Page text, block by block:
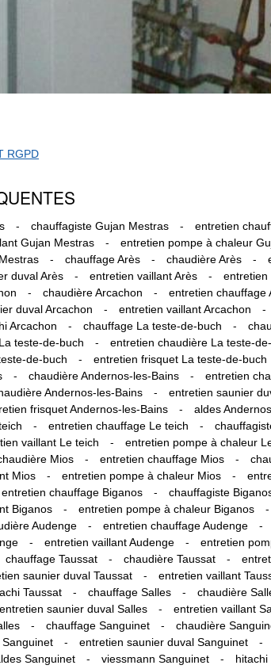
RGPD
- chauffagiste Gujan Mestras - entretien
Gujan Mestras - entretien pompe à chaleur
- chauffage Arès - chaudière Arès -
duval Arès - entretien vaillant Arès - entretien
- chaudière Arcachon - entretien chauffage
duval Arcachon - entretien vaillant Arcachon -
Arcachon - chauffage La teste-de-buch -
teste-de-buch - entretien chaudière La teste-
de-buch - entretien frisquet La teste-de-buch
- chaudière Andernos-les-Bains - entretien
Andernos-les-Bains - entretien saunier
frisquet Andernos-les-Bains - aldes
- entretien chauffage Le teich -
vaillant Le teich - entretien pompe à chaleur
Mios - entretien chauffage Mios -
Mios - entretien pompe à chaleur Mios -
entretien chauffage Biganos - chauffagiste
Biganos - entretien pompe à chaleur Biganos -
Audenge - entretien chauffage Audenge -
- entretien vaillant Audenge - entretien
chauffage Taussat - chaudière Taussat -
saunier duval Taussat - entretien vaillant
Taussat - chauffage Salles - chaudière
entretien saunier duval Salles - entretien vaillant
- chauffage Sanguinet - chaudière
- entretien saunier duval Sanguinet -
Sanguinet - viessmann Sanguinet - hitachi